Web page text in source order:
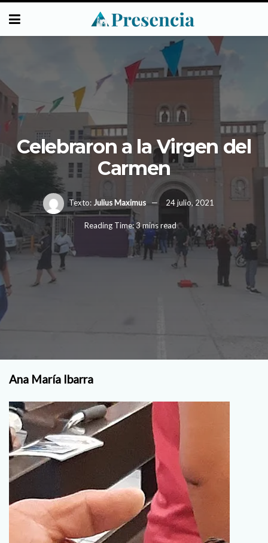
Celebraron a la Virgen del
Carmen
Texto: Julius Maximus 24 julio, 2021
Reading Time: 3 mins read
Ana María Ibarra